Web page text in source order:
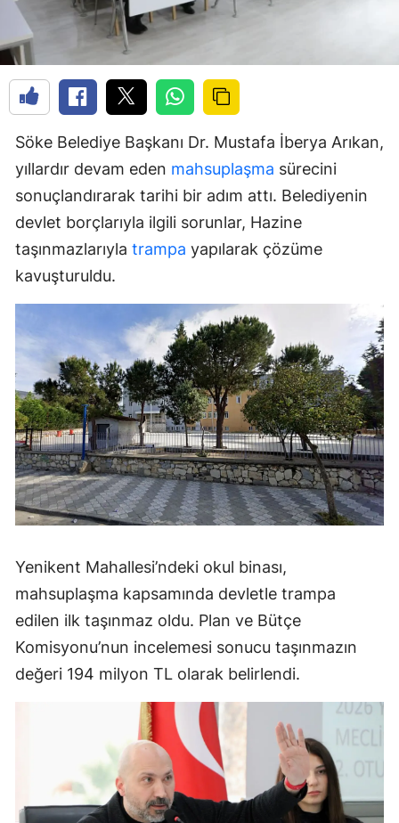
Söke Belediye Başkanı Dr. Mustafa İberya Arıkan,
yıllardır devam eden mahsuplaşma sürecini
sonuçlandırarak tarihi bir adım attı. Belediyenin
devlet borçlarıyla ilgili sorunlar, Hazine
taşınmazlarıyla trampa yapılarak çözüme
kavuşturuldu.
Yenikent Mahallesi’ndeki okul binası,
mahsuplaşma kapsamında devletle trampa
edilen ilk taşınmaz oldu. Plan ve Bütçe
Komisyonu’nun incelemesi sonucu taşınmazın
değeri 194 milyon TL olarak belirlendi.